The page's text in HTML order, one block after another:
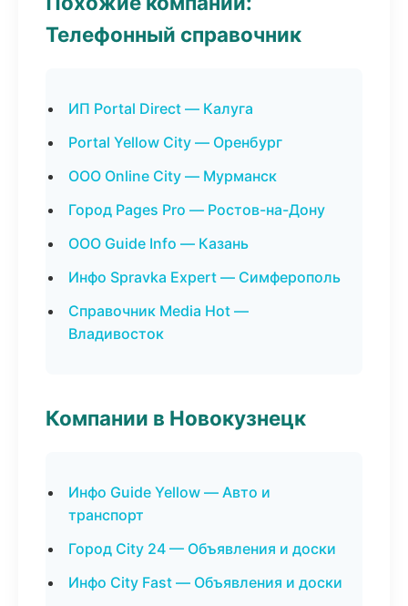
Телефонный справочник
ИП Portal Direct — Калуга
Portal Yellow City — Оренбург
ООО Online City — Мурманск
Город Pages Pro — Ростов-на-Дону
ООО Guide Info — Казань
Инфо Spravka Expert — Симферополь
Справочник Media Hot —
Владивосток
Компании в Новокузнецк
Инфо Guide Yellow — Авто и
транспорт
Город City 24 — Объявления и доски
Инфо City Fast — Объявления и доски